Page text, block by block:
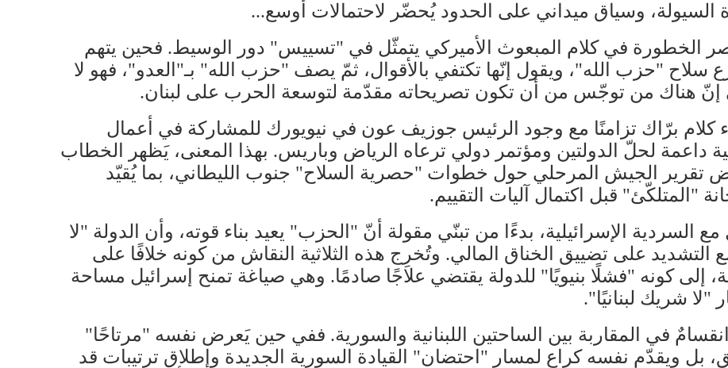
وسياق ميداني على الحدود يُحضّر لاحتمالات أوسع...
الخطورة في كلام المبعوث الأميركي يتمثّل في "تسييس" دور الوسيط. فحين يتهم
سلاح "حزب الله"، ويقول إنّها تكتفي بالأقوال، ثمّ يصف "حزب الله" بـ"العدو"، فهو لا
إنّ هناك من توجّس من أن تكون تصريحاته مقدّمة لتوسعة ​الحرب على لبنان​.
كلام برّاك تزامنًا مع وجود الرئيس جوزيف عون في نيويورك للمشاركة في أعمال
داعمة لحلّ الدولتين ومؤتمر دولي ترعاه الرياض وباريس. بهذا المعنى، يَظهر الخطاب
الجيش المرحلي حول خطوات "حصرية السلاح" جنوب الليطاني، بما يُقيّد
"المتلكّئ" قبل اكتمال آليات التقييم.
مع السردية الإسرائيلية، بدءًا من تبنّي مقولة أنّ "الحزب" يعيد بناء قوته، وأن الدولة "لا
على تضييق الخناق المالي. وتُخرِج هذه الثلاثية النقاش من كونه خلافًا على
إلى كونه "فشلًا بنيويًا" للدولة يقتضي علاجًا صادمًا. وهي صياغة تمنح إسرائيل مساحة
شريك لبنانيًا".
في المقاربة بين الساحتين اللبنانية والسورية. ففي حين يَعرض نفسه "مرتاحًا"
بل ويقدّم نفسه كراعٍ لمسار "احتضان" القيادة السورية الجديدة وإطلاق ترتيبات قد